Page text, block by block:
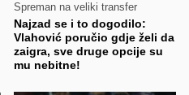
Spreman na veliki transfer
Najzad se i to dogodilo:
Vlahović poručio gdje želi da
zaigra, sve druge opcije su
mu nebitne!